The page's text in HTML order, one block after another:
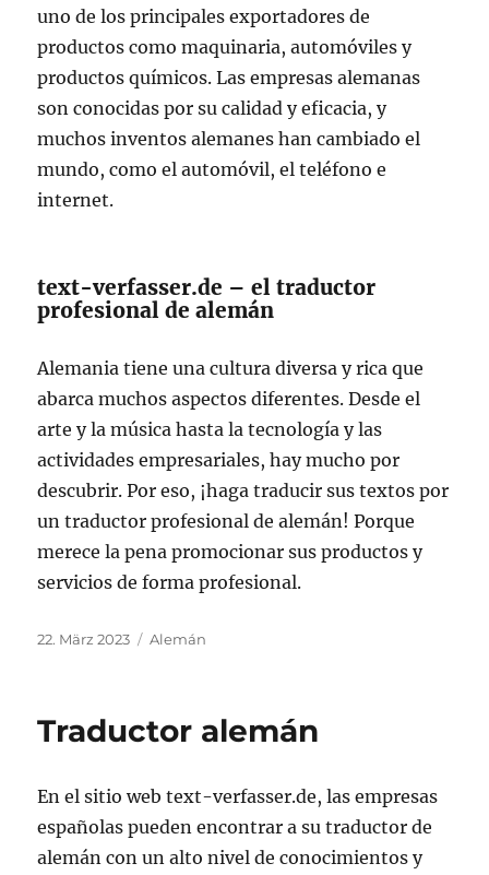
uno de los principales exportadores de
productos como maquinaria, automóviles y
productos químicos. Las empresas alemanas
son conocidas por su calidad y eficacia, y
muchos inventos alemanes han cambiado el
mundo, como el automóvil, el teléfono e
internet.
text-verfasser.de – el traductor
profesional de alemán
Alemania tiene una cultura diversa y rica que
abarca muchos aspectos diferentes. Desde el
arte y la música hasta la tecnología y las
actividades empresariales, hay mucho por
descubrir. Por eso, ¡haga traducir sus textos por
un traductor profesional de alemán! Porque
merece la pena promocionar sus productos y
servicios de forma profesional.
Veröffentlicht
22. März 2023 Kategorien
Alemán
Traductor alemán
En el sitio web text-verfasser.de, las empresas
españolas pueden encontrar a su traductor de
alemán con un alto nivel de conocimientos y